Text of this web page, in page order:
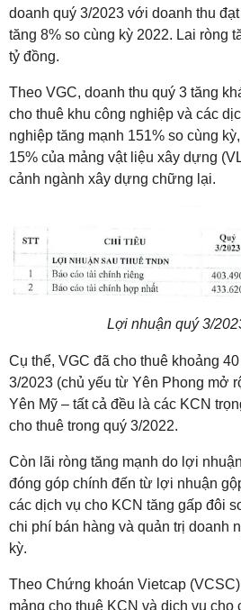
doanh quý 3/2023 với doanh thu
tăng 8% so cùng kỳ 2022. Lai ròng
tỷ đồng.
Theo VGC, doanh thu quý 3 tăng
cho thuê khu công nghiệp và các
nghiệp tăng mạnh 151% so cùng
15% của mảng vật liệu xây dựng
cảnh ngành xây dựng chững lại.
Lợi nhuận quý 3/
Cụ thể, VGC đã cho thuê khoảng
3/2023 (chủ yếu từ Yên Phong mở
Yên Mỹ – tất cả đều là các KCN
cho thuê trong quý 3/2022.
Còn lãi ròng tăng mạnh do lợi
đóng góp chính đến từ lợi nhuận
các dịch vụ cho KCN tăng gấp đôi
chi phí bán hàng và quản trị doanh
kỳ.
Theo Chứng khoán Vietcap
mảng cho thuê KCN và dịch vụ cho